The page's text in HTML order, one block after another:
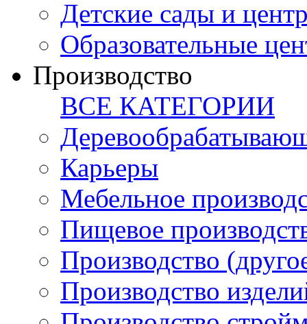
Детские сады и
Образовательные
Производство
ВСЕ КАТЕГОРИИ
Карьеры
Мебельное
Пищевое
Производство
Производство